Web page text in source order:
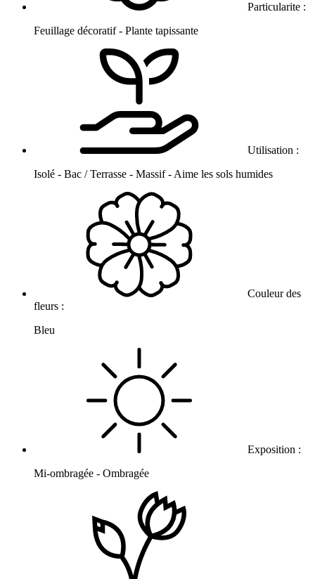
Particularite :
Feuillage décoratif - Plante tapissante
Utilisation :
Isolé - Bac / Terrasse - Massif - Aime les sols humides
Couleur des
fleurs :
Bleu
Exposition :
Mi-ombragée - Ombragée